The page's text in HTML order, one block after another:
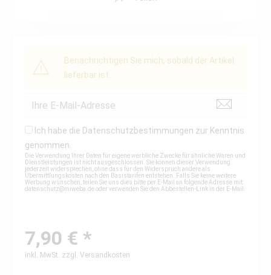
Benachrichtigen Sie mich, sobald der Artikel
lieferbar ist.
Ich habe die Datenschutzbestimmungen zur Kenntnis
genommen.
Die Verwendung Ihrer Daten für eigene werbliche Zwecke für ähnliche Waren und
Dienstleistungen ist nicht ausgeschlossen. Sie können dieser Verwendung
jederzeit widersprechen, ohne dass für den Widerspruch andere als
Übermittlungskosten nach den Basistarifen entstehen. Falls Sie keine weitere
Werbung wünschen, teilen Sie uns dies bitte per E-Mail an folgende Adresse mit:
datenschutz@miweba.deoder verwenden Sie den Abbestellen-Link in der E-Mail.
7,90 € *
inkl. MwSt. zzgl. Versandkosten